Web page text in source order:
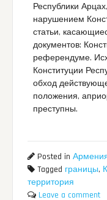
Республики
нарушением
статьи,
документов:
референдуме.
Конституции
обход
положения,
преступны.
Posted in
Tagged границы,
территория
Leave a comment